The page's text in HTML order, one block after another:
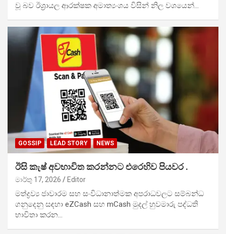
වූ බව ඊශ්‍රායල ආරක්ෂක අමාත්‍යංශය විසින් නිල වශයෙන්…
GOSSIP LEAD STORY NEWS
ඊසි කැෂ් අවභාවිත කරන්නට එරෙහිව පියවර .
මාර්තු 17, 2026 Editor
මත්ද්‍රව්‍ය ජාවාරම සහ සංවිධානාත්මක අපරාධවලට සම්බන්ධ
ගනුදෙනු සඳහා eZCash සහ mCash මුදල් හුවමාරු පද්ධති
භාවිතා කරන…